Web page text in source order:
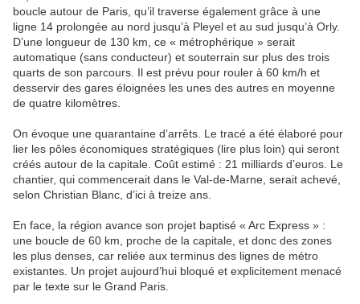
boucle autour de Paris, qu’il traverse également grâce à une
ligne 14 prolongée au nord jusqu’à Pleyel et au sud jusqu’à Orly.
D’une longueur de 130 km, ce « métrophérique » serait
automatique (sans conducteur) et souterrain sur plus des trois
quarts de son parcours. Il est prévu pour rouler à 60 km/h et
desservir des gares éloignées les unes des autres en moyenne
de quatre kilomètres.
On évoque une quarantaine d’arrêts. Le tracé a été élaboré pour
lier les pôles économiques stratégiques (lire plus loin) qui seront
créés autour de la capitale. Coût estimé : 21 milliards d’euros. Le
chantier, qui commencerait dans le Val-de-Marne, serait achevé,
selon Christian Blanc, d’ici à treize ans.
En face, la région avance son projet baptisé « Arc Express » :
une boucle de 60 km, proche de la capitale, et donc des zones
les plus denses, car reliée aux terminus des lignes de métro
existantes. Un projet aujourd’hui bloqué et explicitement menacé
par le texte sur le Grand Paris.